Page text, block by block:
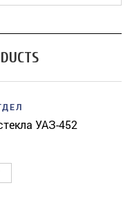
УАЗ-452